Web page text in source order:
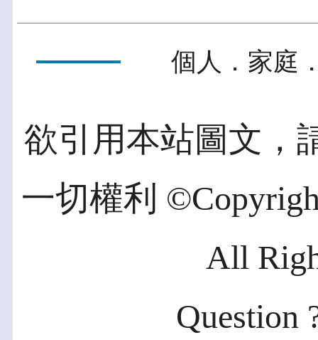
個人．家庭
欲引用本站圖文，
一切權利
All
Question